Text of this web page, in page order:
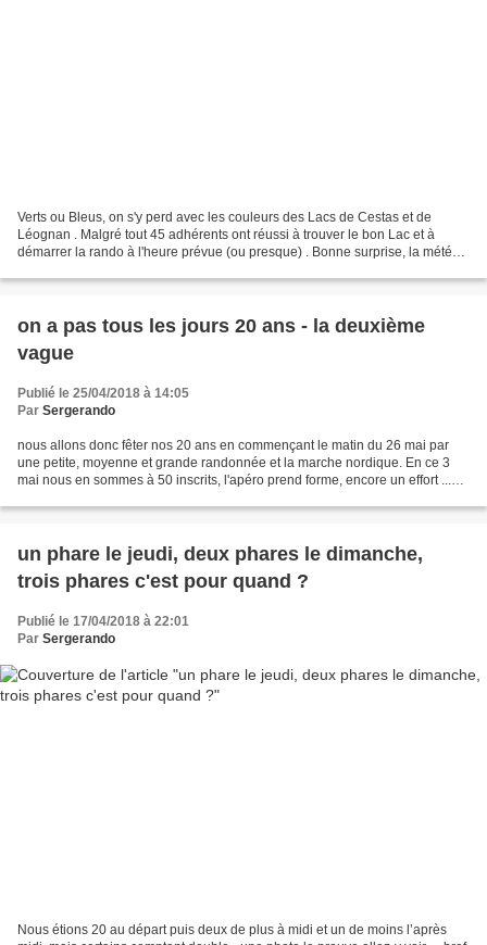
Verts ou Bleus, on s'y perd avec les couleurs des Lacs de Cestas et de
Léognan . Malgré tout 45 adhérents ont réussi à trouver le bon Lac et à
démarrer la rando à l'heure prévue (ou presque) . Bonne surprise, la météo
on a pas tous les jours 20 ans - la deuxième
vague
Publié le 25/04/2018 à 14:05
Par Sergerando
nous allons donc fêter nos 20 ans en commençant le matin du 26 mai par
une petite, moyenne et grande randonnée et la marche nordique. En ce 3
mai nous en sommes à 50 inscrits, l'apéro prend forme, encore un effort ...
un phare le jeudi, deux phares le dimanche,
trois phares c'est pour quand ?
Publié le 17/04/2018 à 22:01
Par Sergerando
Nous étions 20 au départ puis deux de plus à midi et un de moins l’après